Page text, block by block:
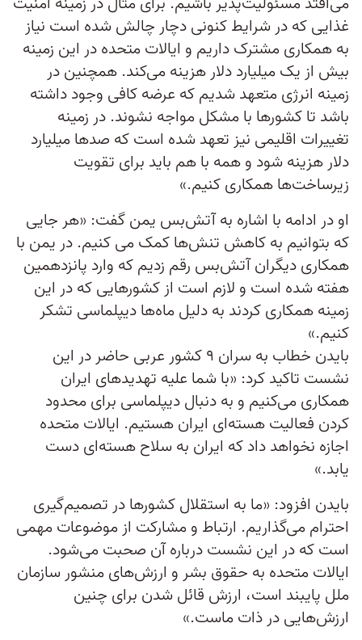
غذایی که در شرایط کنونی دچار چالش شده است نیاز
به همکاری مشترک داریم و ایالات متحده در این زمینه
بیش از یک میلیارد دلار هزینه می‌کند. همچنین در
زمینه انرژی متعهد شدیم که عرضه کافی وجود داشته
باشد تا کشورها با مشکل مواجه نشوند. در زمینه
تغییرات اقلیمی نیز تعهد شده است که صدها میلیارد
دلار هزینه شود و همه با هم باید برای تقویت
زیرساخت‌ها همکاری کنیم.»
او در ادامه با اشاره به آتش‌بس یمن گفت: «هر جایی
که بتوانیم به کاهش تنش‌ها کمک می کنیم. در یمن با
همکاری دیگران آتش‌بس رقم زدیم که وارد پانزدهمین
هفته شده است و لازم است از کشورهایی که در این
زمینه همکاری کردند به دلیل ماه‌ها دیپلماسی تشکر
کنیم.»
بایدن خطاب به سران ۹ کشور عربی حاضر در این
نشست تاکید کرد: «با شما علیه تهدیدهای ایران
همکاری می‌کنیم و به دنبال دیپلماسی برای محدود
کردن فعالیت هسته‌ای ایران هستیم. ایالات متحده
اجازه نخواهد داد که ایران به سلاح هسته‌ای دست
یابد.»
بایدن افزود: «ما به استقلال کشورها در تصمیم‌گیری
احترام می‌گذاریم. ارتباط و مشارکت از موضوعات مهمی
است که در این نشست درباره آن صحبت می‌شود.
ایالات متحده به حقوق بشر و ارزش‌های منشور سازمان
ملل پایبند است، ارزش قائل شدن برای چنین
ارزش‌هایی در ذات ماست.»